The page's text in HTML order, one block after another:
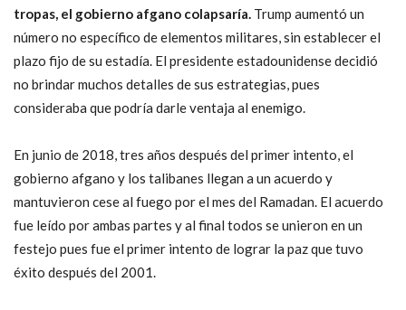
tropas, el gobierno afgano colapsaría. Trump aumentó un
número no específico de elementos militares, sin establecer el
plazo fijo de su estadía. El presidente estadounidense decidió
no brindar muchos detalles de sus estrategias, pues
consideraba que podría darle ventaja al enemigo.
En junio de 2018, tres años después del primer intento, el
gobierno afgano y los talibanes llegan a un acuerdo y
mantuvieron cese al fuego por el mes del Ramadan. El acuerdo
fue leído por ambas partes y al final todos se unieron en un
festejo pues fue el primer intento de lograr la paz que tuvo
éxito después del 2001.